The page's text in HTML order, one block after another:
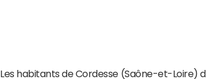
Les habitants de Cordesse (Saône-et-Loire)